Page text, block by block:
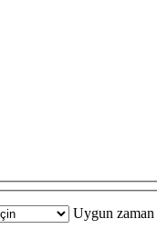
Uygun zaman